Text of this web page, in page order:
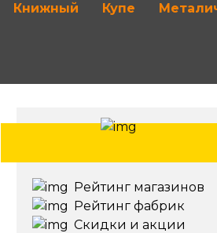
Книжный Купе
Рейтинг магазинов
Рейтинг фабрик
Скидки и акции